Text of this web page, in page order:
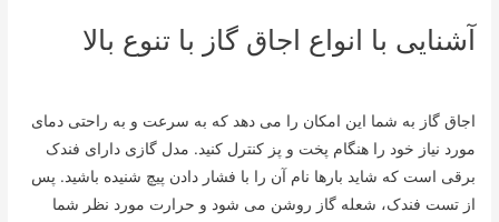
آشنایی با انواع اجاق گاز با تنوع بالا
اجاق گاز به شما این امکان را می دهد که به سرعت و به راحتی دمای
مورد نیاز خود را هنگام پخت و پز کنترل کنید. مدل گازی دارای فندک
برقی است که شاید بارها نام آن را با فشار دادن پیچ شنیده باشید. پس
از تست فندک، شعله گاز روشن می شود و حرارت مورد نظر شما